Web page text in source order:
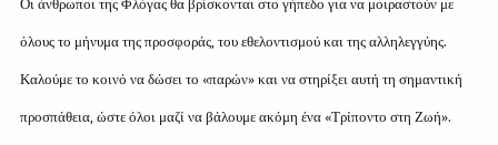
Οι άνθρωποι της Φλόγας θα βρίσκονται στο γήπεδο για να μοιραστούν με
όλους το μήνυμα της προσφοράς, του εθελοντισμού και της αλληλεγγύης.
Καλούμε το κοινό να δώσει το «παρών» και να στηρίξει αυτή τη σημαντική
προσπάθεια, ώστε όλοι μαζί να βάλουμε ακόμη ένα «Τρίποντο στη Ζωή».